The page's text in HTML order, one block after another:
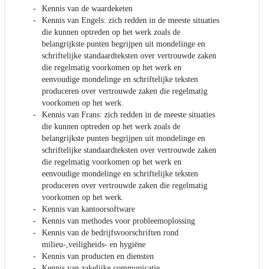
Kennis van de waardeketen
Kennis van Engels: zich redden in de meeste situaties
die kunnen optreden op het werk zoals de
belangrijkste punten begrijpen uit mondelinge en
schriftelijke standaardteksten over vertrouwde zaken
die regelmatig voorkomen op het werk en
eenvoudige mondelinge en schriftelijke teksten
produceren over vertrouwde zaken die regelmatig
voorkomen op het werk.
Kennis van Frans: zich redden in de meeste situaties
die kunnen optreden op het werk zoals de
belangrijkste punten begrijpen uit mondelinge en
schriftelijke standaardteksten over vertrouwde zaken
die regelmatig voorkomen op het werk en
eenvoudige mondelinge en schriftelijke teksten
produceren over vertrouwde zaken die regelmatig
voorkomen op het werk.
Kennis van kantoorsoftware
Kennis van methodes voor probleemoplossing
Kennis van de bedrijfsvoorschriften rond
milieu-,veiligheids- en hygiëne
Kennis van producten en diensten